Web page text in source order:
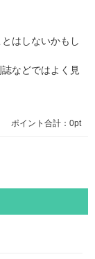
はしないかもし
などではよく見
ポイント合計： 0pt